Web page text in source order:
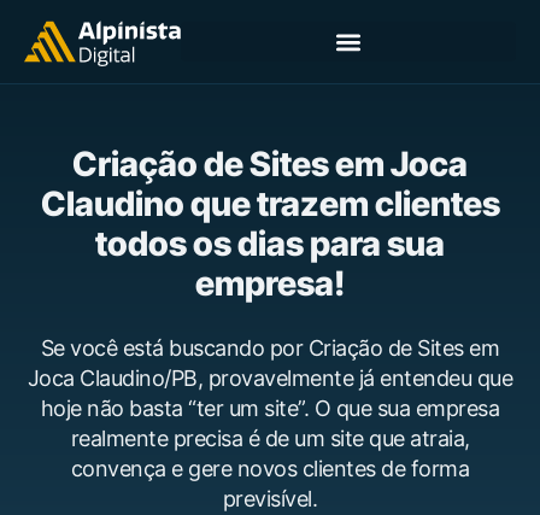
Criação de Sites em Joca
Claudino que trazem clientes
todos os dias para sua
empresa!
Se você está buscando por Criação de Sites em
Joca Claudino/PB, provavelmente já entendeu que
hoje não basta “ter um site”. O que sua empresa
realmente precisa é de um site que atraia,
convença e gere novos clientes de forma
previsível.